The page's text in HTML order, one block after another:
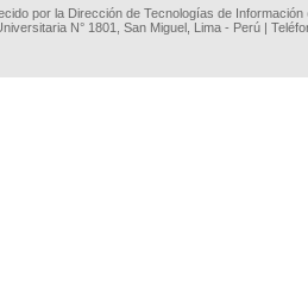
por la Dirección de Tecnologías de
N° 1801, San Miguel, Lima - Perú |